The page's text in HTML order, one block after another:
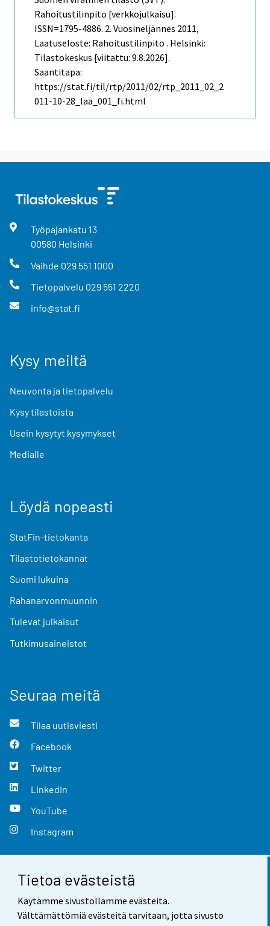
Tietoa evästeistä
Käytämme sivustollamme evästeitä.
Välttämättömiä evästeitä tarvitaan, jotta sivusto
Rahoitustilinpito [verkkojulkaisu].
ISSN=1795-4886. 2. Vuosineljännes 2011,
Laatuseloste: Rahoitustilinpito . Helsinki:
Tilastokeskus [viitattu: 9.8.2026].
Saantitapa:
https://stat.fi/til/rtp/2011/02/rtp_2011_02_2
011-10-28_laa_001_fi.html
Työpajankatu 13
00580 Helsinki
Vaihde 029 551 1000
Tietopalvelu 029 551 2220
info@stat.fi
Kysy meiltä
Neuvonta ja tietopalvelu
Kysy tilastoista
Usein kysytyt kysymykset
Medialle
Löydä nopeasti
StatFin-tietokanta
Tilastotietokannat
Suomi lukuina
Rahanarvonmuunnin
Tulevat julkaisut
Tutkimusaineistot
Seuraa meitä
Tilaa uutisviesti
Facebook
Twitter
LinkedIn
YouTube
Instagram
Yhteystiedot
Palaute